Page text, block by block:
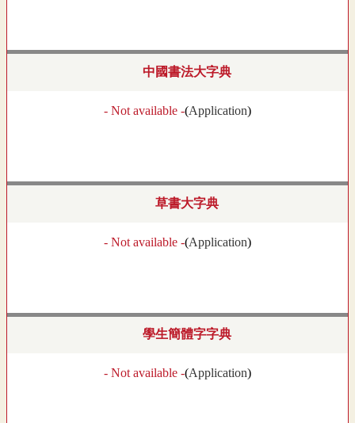
中國書法大字典
- Not available -(Application)
草書大字典
- Not available -(Application)
學生簡體字字典
- Not available -(Application)